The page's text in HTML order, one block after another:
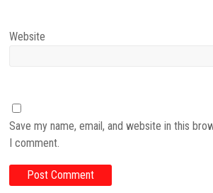
Website
Save my name, email, and website in this
I comment.